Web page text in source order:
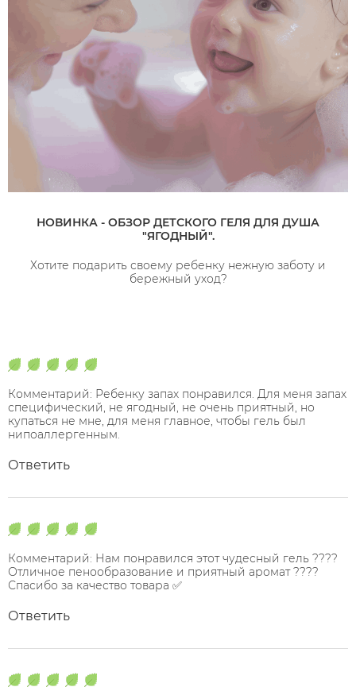
НОВИНКА - ОБЗОР ДЕТСКОГО ГЕЛЯ ДЛЯ ДУША
"ЯГОДНЫЙ".
Хотите подарить своему ребенку нежную заботу и
бережный уход?
Комментарий: Ребенку запах понравился. Для меня запах
специфический, не ягодный, не очень приятный, но
купаться не мне, для меня главное, чтобы гель был
нипоаллергенным.
Ответить
Комментарий: Нам понравился этот чудесный гель ????
Отличное пенообразование и приятный аромат ????
Спасибо за качество товара ✅️
Ответить